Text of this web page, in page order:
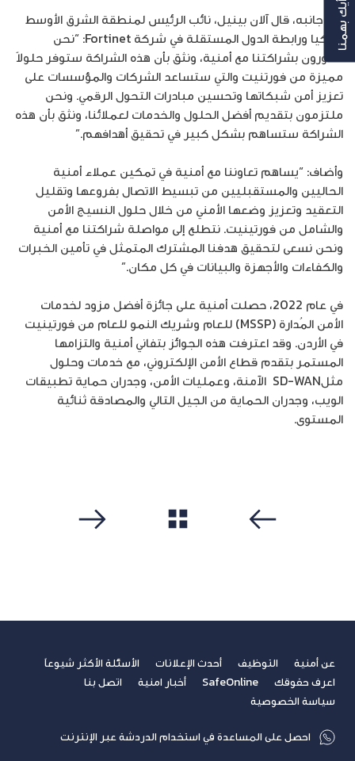
من جانبه، قال آلان بينيل، نائب الرئيس لمنطقة الشرق الأوسط
وتركيا ورابطة الدول المستقلة في شركة Fortinet: “نحن
فخورون بشراكتنا مع أمنية، ونثق بأن هذه الشراكة ستوفر حلولاً
مميزة من فورتنيت والتي ستساعد الشركات والمؤسسات على
تعزيز أمن شبكاتها وتحسين مبادرات التحول الرقمي. ونحن
ملتزمون بتقديم أفضل الحلول والخدمات لعملائنا، ونثق بأن هذه
الشراكة ستساهم بشكل كبير في تحقيق أهدافهم.”
وأضاف: “يساهم تعاوننا مع أمنية في تمكين عملاء أمنية
الحاليين والمستقبليين من تبسيط الاتصال بفروعها وتقليل
التعقيد وتعزيز وضعها الأمني من خلال حلول النسيج الأمن
والشامل من فورتينيت. نتطلع إلى مواصلة شراكتنا مع أمنية
ونحن نسعى لتحقيق هدفنا المشترك المتمثل في تأمين الخبرات
والكفاءات والأجهزة والبيانات في كل مكان.”
في عام 2022، حصلت أمنية على جائزة أفضل مزود لخدمات
الأمن المُدارة (MSSP) للعام وشريك النمو للعام من فورتينيت
في الأردن. وقد اعترفت هذه الجوائز بتفاني أمنية والتزامها
المستمر بتقدم قطاع الأمن الإلكتروني، مع خدمات وحلول
مثلSD-WAN الآمنة، وعمليات الأمن، وجدران حماية تطبيقات
الويب، وجدران الحماية من الجيل التالي والمصادقة ثنائية
المستوى.
عن أمنية التوظيف أحدث الإعلانات
الأسئلة الأكثر شيوعاً
اعرف حقوقك
SafeOnline أخبار امنية
اتصل بنا
سياسة الخصوصية
احصل على المساعدة في استخدام الدردشة عبر الإنترنت
رأيك بهمنا